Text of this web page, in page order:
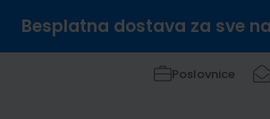
Besplatna dostava za sve
Poslovnice